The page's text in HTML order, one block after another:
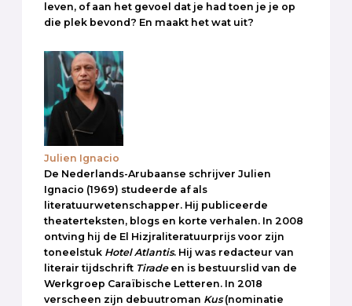
leven, of aan het gevoel dat je had toen je je op
die plek bevond? En maakt het wat uit?
Julien Ignacio
De Nederlands-Arubaanse schrijver Julien
Ignacio (1969) studeerde af als
literatuurwetenschapper. Hij publiceerde
theaterteksten, blogs en korte verhalen. In 2008
ontving hij de El Hizjraliteratuurprijs voor zijn
toneelstuk Hotel Atlantis. Hij was redacteur van
literair tijdschrift Tiradeen is bestuurslid van de
Werkgroep Caraïbische Letteren. In 2018
verscheen zijn debuutroman Kus(nominatie